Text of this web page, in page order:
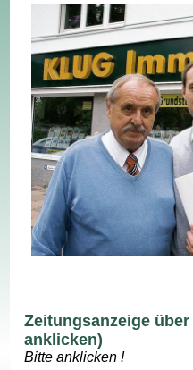
Zeitungsanzeige
anklicken)
Bitte anklicken !